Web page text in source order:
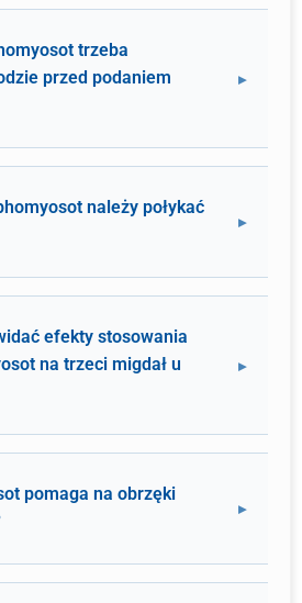
trzeba
przed podaniem
należy połykać
efekty stosowania
na trzeci migdał u
pomaga na obrzęki